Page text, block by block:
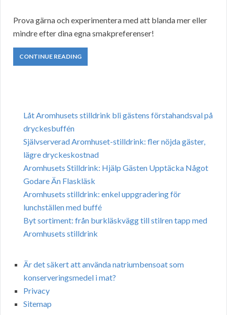
Prova gärna och experimentera med att blanda mer eller
mindre efter dina egna smakpreferenser!
CONTINUE READING
Låt Aromhusets stilldrink bli gästens förstahandsval på
dryckesbuffén
Självserverad Aromhuset-stilldrink: fler nöjda gäster,
lägre dryckeskostnad
Aromhusets Stilldrink: Hjälp Gästen Upptäcka Något
Godare Än Flaskläsk
Aromhusets stilldrink: enkel uppgradering för
lunchställen med buffé
Byt sortiment: från burkläskvägg till stilren tapp med
Aromhusets stilldrink
Är det säkert att använda natriumbensoat som
konserveringsmedel i mat?
Privacy
Sitemap